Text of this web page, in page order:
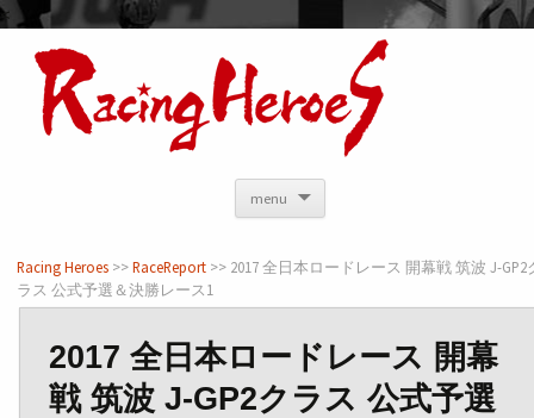
<
menu
Racing Heroes >>RaceReport >> 2017 全日本ロードレース 開幕戦 筑波 J-GP2
ラス 公式予選＆決勝レース1
2017 全日本ロードレース 開幕
戦 筑波 J-GP2クラス 公式予選